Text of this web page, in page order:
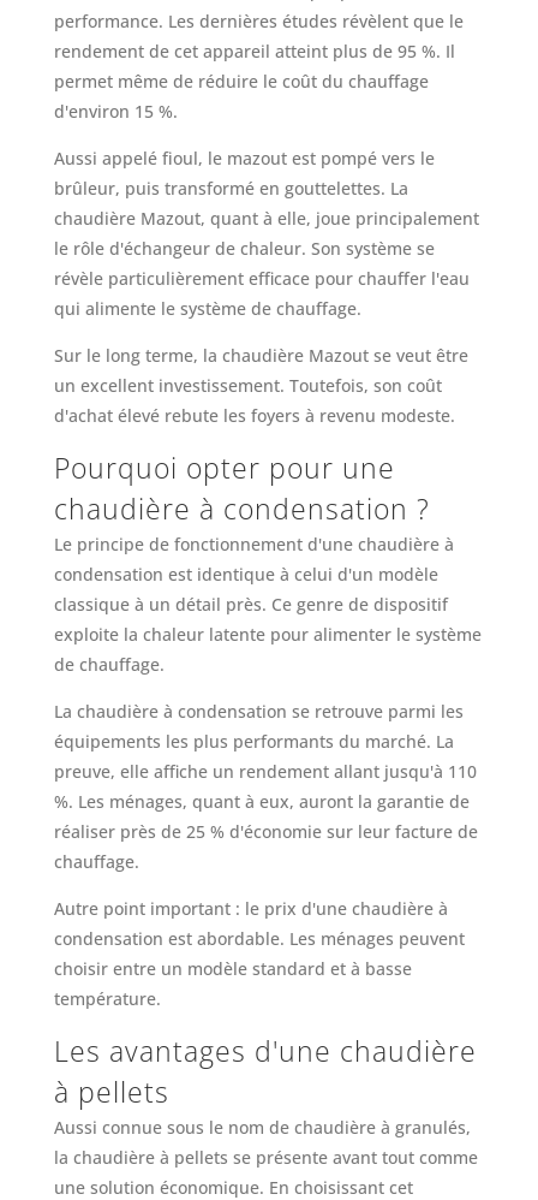
performance. Les dernières études révèlent que le
rendement de cet appareil atteint plus de 95 %. Il
permet même de réduire le coût du chauffage
d'environ 15 %.
Aussi appelé fioul, le mazout est pompé vers le
brûleur, puis transformé en gouttelettes. La
chaudière Mazout, quant à elle, joue principalement
le rôle d'échangeur de chaleur. Son système se
révèle particulièrement efficace pour chauffer l'eau
qui alimente le système de chauffage.
Sur le long terme, la chaudière Mazout se veut être
un excellent investissement. Toutefois, son coût
d'achat élevé rebute les foyers à revenu modeste.
Pourquoi opter pour une
chaudière à condensation ?
Le principe de fonctionnement d'une chaudière à
condensation est identique à celui d'un modèle
classique à un détail près. Ce genre de dispositif
exploite la chaleur latente pour alimenter le système
de chauffage.
La chaudière à condensation se retrouve parmi les
équipements les plus performants du marché. La
preuve, elle affiche un rendement allant jusqu'à 110
%. Les ménages, quant à eux, auront la garantie de
réaliser près de 25 % d'économie sur leur facture de
chauffage.
Autre point important : le prix d'une chaudière à
condensation est abordable. Les ménages peuvent
choisir entre un modèle standard et à basse
température.
Les avantages d'une chaudière
à pellets
Aussi connue sous le nom de chaudière à granulés,
la chaudière à pellets se présente avant tout comme
une solution économique. En choisissant cet